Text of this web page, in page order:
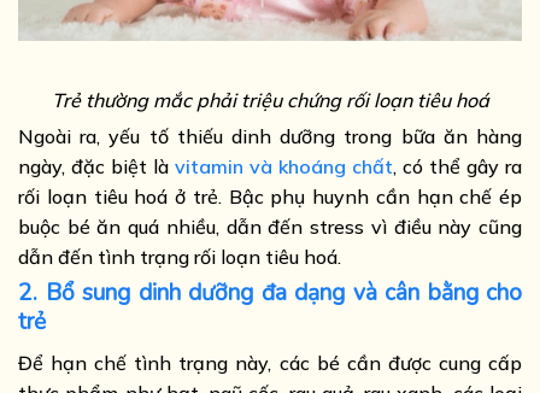
Trẻ thường mắc phải triệu chứng rối loạn tiêu hoá
Ngoài ra, yếu tố thiếu dinh dưỡng trong bữa ăn hàng
ngày, đặc biệt là vitamin và khoáng chất, có thể gây ra
rối loạn tiêu hoá ở trẻ. Bậc phụ huynh cần hạn chế ép
buộc bé ăn quá nhiều, dẫn đến stress vì điều này cũng
dẫn đến tình trạng rối loạn tiêu hoá.
2. Bổ sung dinh dưỡng đa dạng và cân bằng cho
trẻ
Để hạn chế tình trạng này, các bé cần được cung cấp